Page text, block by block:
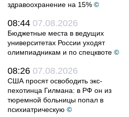
здравоохранение на 15% ©
08:44 07.08.2026
Бюджетные места в ведущих
университетах России уходят
олимпиадникам и по спецквоте ©
08:26 07.08.2026
США просят освободить экс-
пехотинца Гилмана: в РФ он из
тюремной больницы попал в
психиатрическую ©